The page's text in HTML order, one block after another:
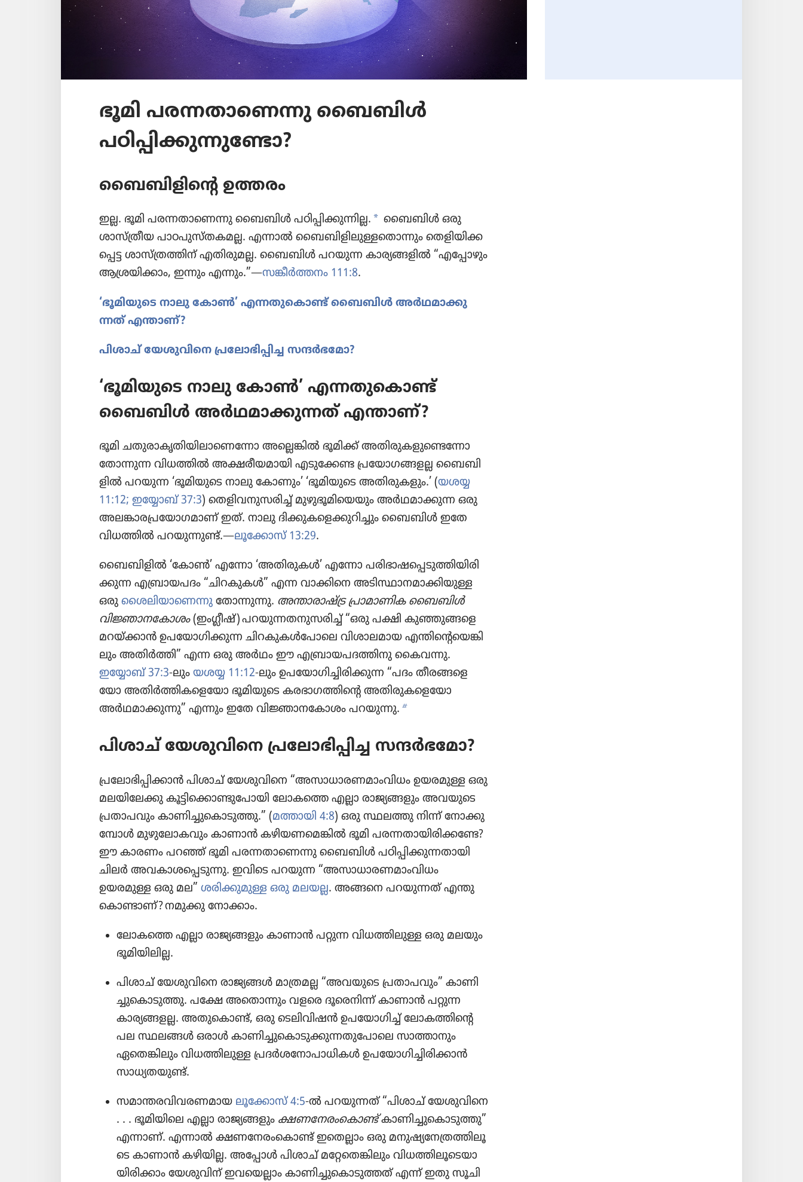
ഭൂമി പരന്നതാ​ണെന്നു ബൈബിൾ
പഠിപ്പി​ക്കു​ന്നു​ണ്ടോ?
ബൈബി​ളി​ന്റെ ഉത്തരം
ഇല്ല. ഭൂമി പരന്നതാ​ണെന്നു ബൈബിൾ പഠിപ്പി​ക്കു​ന്നില്ല. a ബൈബിൾ ഒരു
ശാസ്‌ത്രീയ പാഠപു​സ്‌ത​കമല്ല. എന്നാൽ ബൈബി​ളി​ലു​ള്ള​തൊ​ന്നും തെളി​യി​ക്ക​
പ്പെട്ട ശാസ്‌ത്ര​ത്തിന്‌ എതിരു​മല്ല. ബൈബിൾ പറയുന്ന കാര്യ​ങ്ങ​ളിൽ “എപ്പോ​ഴും
ആശ്രയി​ക്കാം, ഇന്നും എന്നും.”—സങ്കീർത്തനം 111:8.
‘ഭൂമി​യു​ടെ നാലു കോൺ’ എന്നതു​കൊണ്ട്‌ ബൈബിൾ അർഥമാ​ക്കു​
ന്നത്‌ എന്താണ്‌?
പിശാച്‌ യേശു​വി​നെ പ്രലോ​ഭി​പ്പിച്ച സന്ദർഭ​മോ?
‘ഭൂമി​യു​ടെ നാലു കോൺ’ എന്നതു​കൊണ്ട്‌
ബൈബിൾ അർഥമാ​ക്കു​ന്നത്‌ എന്താണ്‌?
ഭൂമി ചതുരാ​കൃ​തി​യി​ലാ​ണെ​ന്നോ അല്ലെങ്കിൽ ഭൂമിക്ക്‌ അതിരു​ക​ളു​ണ്ടെ​ന്നോ
തോന്നുന്ന വിധത്തിൽ അക്ഷരീ​യ​മാ​യി എടുക്കേണ്ട പ്രയോ​ഗ​ങ്ങളല്ല ബൈബി​
ളിൽ പറയുന്ന ‘ഭൂമി​യു​ടെ നാലു കോണും’ ‘ഭൂമി​യു​ടെ അതിരു​ക​ളും.’ (യശയ്യ
11:12; ഇയ്യോബ്‌ 37:3) തെളി​വ​നു​സ​രിച്ച്‌ മുഴു​ഭൂ​മി​യെ​യും അർഥമാ​ക്കുന്ന ഒരു
അലങ്കാ​ര​പ്ര​യോ​ഗ​മാണ്‌ ഇത്‌. നാലു ദിക്കു​ക​ളെ​ക്കു​റി​ച്ചും ബൈബിൾ ഇതേ
വിധത്തിൽ പറയു​ന്നുണ്ട്‌.—ലൂക്കോസ്‌ 13:29.
ബൈബി​ളിൽ ‘കോൺ’ എന്നോ ‘അതിരു​കൾ’ എന്നോ പരിഭാ​ഷ​പ്പെ​ടു​ത്തി​യി​രി​
ക്കുന്ന എബ്രാ​യ​പദം “ചിറകു​കൾ” എന്ന വാക്കിനെ അടിസ്ഥാ​ന​മാ​ക്കി​യുള്ള
ഒരു ശൈലി​യാ​ണെന്നു തോന്നു​ന്നു. അന്താരാ​ഷ്ട്ര പ്രാമാ​ണിക ബൈബിൾ
വിജ്ഞാ​ന​കോ​ശം(ഇംഗ്ലീഷ്‌) പറയു​ന്ന​ത​നു​സ​രിച്ച്‌ “ഒരു പക്ഷി കുഞ്ഞു​ങ്ങളെ
മറയ്‌ക്കാൻ ഉപയോ​ഗി​ക്കുന്ന ചിറകു​കൾപോ​ലെ വിശാ​ല​മായ എന്തി​ന്റെ​യെ​ങ്കി​
ലും അതിർത്തി” എന്ന ഒരു അർഥം ഈ എബ്രാ​യ​പ​ദ​ത്തി​നു കൈവന്നു.
ഇയ്യോബ്‌ 37:3-ലും യശയ്യ 11:12-ലും ഉപയോ​ഗി​ച്ചി​രി​ക്കുന്ന “പദം തീരങ്ങ​ളെ​
യോ അതിർത്തി​ക​ളെ​യോ ഭൂമി​യു​ടെ കരഭാ​ഗ​ത്തി​ന്റെ അതിരു​ക​ളെ​യോ
അർഥമാ​ക്കു​ന്നു” എന്നും ഇതേ വിജ്ഞാ​ന​കോ​ശം പറയുന്നു. b
പിശാച്‌ യേശു​വി​നെ പ്രലോ​ഭി​പ്പിച്ച സന്ദർഭ​മോ?
പ്രലോ​ഭി​പ്പി​ക്കാൻ പിശാച്‌ യേശു​വി​നെ “അസാധാ​ര​ണ​മാം​വി​ധം ഉയരമുള്ള ഒരു
മലയി​ലേക്കു കൂട്ടി​ക്കൊ​ണ്ടു​പോ​യി ലോകത്തെ എല്ലാ രാജ്യ​ങ്ങ​ളും അവയുടെ
പ്രതാ​പ​വും കാണി​ച്ചു​കൊ​ടു​ത്തു.” (മത്തായി 4:8) ഒരു സ്ഥലത്തു നിന്ന്‌ നോക്കു​
മ്പോൾ മുഴു​ലോ​ക​വും കാണാൻ കഴിയ​ണ​മെ​ങ്കിൽ ഭൂമി പരന്നതാ​യി​രി​ക്കണ്ടേ?
ഈ കാരണം പറഞ്ഞ്‌ ഭൂമി പരന്നതാ​ണെന്നു ബൈബിൾ പഠിപ്പി​ക്കു​ന്ന​താ​യി
ചിലർ അവകാ​ശ​പ്പെ​ടു​ന്നു. ഇവിടെ പറയുന്ന “അസാധാ​ര​ണ​മാം​വി​ധം
ഉയരമുള്ള ഒരു മല” ശരിക്കു​മുള്ള ഒരു മലയല്ല. അങ്ങനെ പറയു​ന്നത്‌ എന്തു​
കൊ​ണ്ടാണ്‌? നമുക്കു നോക്കാം.
ലോകത്തെ എല്ലാ രാജ്യ​ങ്ങ​ളും കാണാൻ പറ്റുന്ന വിധത്തി​ലുള്ള ഒരു മലയും
ഭൂമി​യി​ലില്ല.
പിശാച്‌ യേശു​വി​നെ രാജ്യങ്ങൾ മാത്രമല്ല “അവയുടെ പ്രതാ​പ​വും” കാണി​
ച്ചു​കൊ​ടു​ത്തു. പക്ഷേ അതൊ​ന്നും വളരെ ദൂരെ​നിന്ന്‌ കാണാൻ പറ്റുന്ന
കാര്യ​ങ്ങളല്ല. അതു​കൊണ്ട്‌, ഒരു ടെലി​വി​ഷൻ ഉപയോ​ഗിച്ച്‌ ലോക​ത്തി​ന്റെ
പല സ്ഥലങ്ങൾ ഒരാൾ കാണി​ച്ചു​കൊ​ടു​ക്കു​ന്ന​തു​പോ​ലെ സാത്താ​നും
ഏതെങ്കി​ലും വിധത്തി​ലുള്ള പ്രദർശ​നോ​പാ​ധി​കൾ ഉപയോ​ഗി​ച്ചി​രി​ക്കാൻ
സാധ്യ​ത​യുണ്ട്‌.
സമാന്ത​ര​വി​വ​ര​ണ​മായ ലൂക്കോസ്‌ 4:5-ൽ പറയു​ന്നത്‌ “പിശാച്‌ യേശു​വി​നെ
. . . ഭൂമി​യി​ലെ എല്ലാ രാജ്യ​ങ്ങ​ളും ക്ഷണനേ​രം​കൊണ്ട്‌കാണി​ച്ചു​കൊ​ടു​ത്തു”
എന്നാണ്‌. എന്നാൽ ക്ഷണനേ​രം​കൊണ്ട്‌ ഇതെല്ലാം ഒരു മനുഷ്യ​നേ​ത്ര​ത്തി​ലൂ​
ടെ കാണാൻ കഴിയില്ല. അപ്പോൾ പിശാച്‌ മറ്റേ​തെ​ങ്കി​ലും വിധത്തി​ലൂ​ടെ​യാ​
യി​രി​ക്കാം യേശു​വിന്‌ ഇവയെ​ല്ലാം കാണി​ച്ചു​കൊ​ടു​ത്തത്‌ എന്ന്‌ ഇതു സൂചി​